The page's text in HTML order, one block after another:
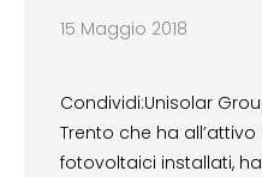
15 Maggio 2018
Condividi:Unisolar
Trento che ha
fotovoltaici installati,